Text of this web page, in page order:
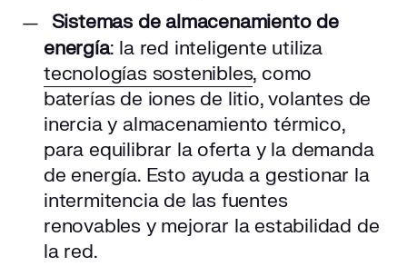
Sistemas de almacenamiento de
energía: la red inteligente utiliza
tecnologías sostenibles, como
baterías de iones de litio, volantes de
inercia y almacenamiento térmico,
para equilibrar la oferta y la demanda
de energía. Esto ayuda a gestionar la
intermitencia de las fuentes
renovables y mejorar la estabilidad de
la red.